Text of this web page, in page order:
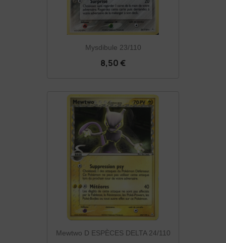
Mysdibule 23/110
8,50 €
Mewtwo D ESPÈCES DELTA 24/110